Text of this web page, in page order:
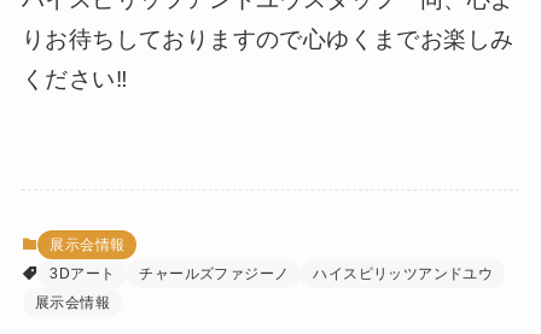
お近くに御用の方や興味がある方は、東武百貨
を体験してみてください！
ートと比べることのできない特別感がありま
す。